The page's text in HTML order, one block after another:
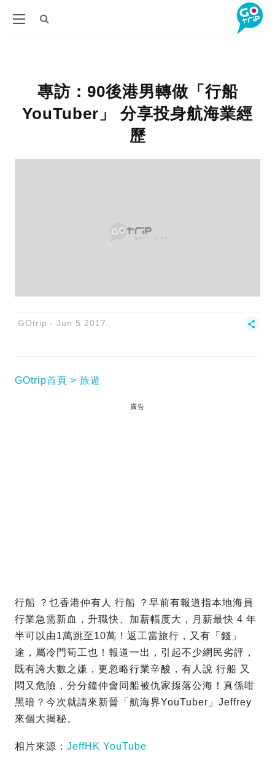
專訪：90後港男轉做「行船
YouTuber」 分享投身航海業經
歷
GOtrip Jun 5 2017
GOtrip首頁 旅遊
廣告
行船 ？乜香港仲有人 行船 ？早前有報道指本地海員
行業急需新血，升職快、加薪幅度大，月薪最快 4 年
半可以由1萬跳至10萬！返工當旅行，又有「錢」
途，屬冷門筍工也！報道一出，引起不少網民劣評，
既有誇大數之嫌，更忽略行業辛酸，有人說 行船 又
悶又危險，分分鐘仲會同船被仇家揼落公海！真係咁
黑暗？今次就請來新晉「航海界YouTuber」Jeffrey
來個大揭秘。
相片來源： JeffHK YouTube